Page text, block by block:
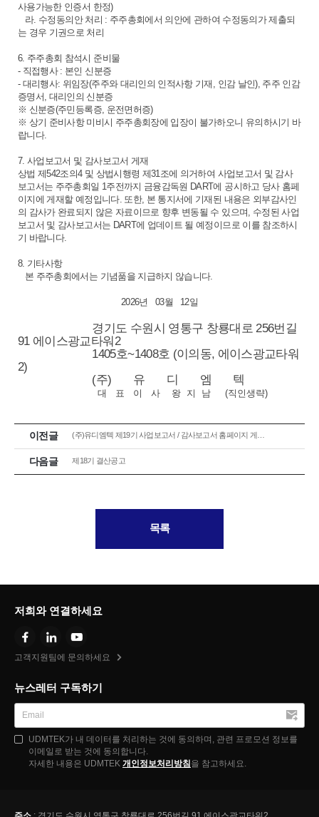
사용가능한 인증서 한정)
라. 수정동의안 처리 : 주주총회에서 의안에 관하여 수정동의가 제출되
는 경우 기권으로 처리
6. 주주총회 참석시 준비물
- 직접행사 : 본인 신분증
- 대리행사: 위임장(주주와 대리인의 인적사항 기재, 인감 날인), 주주 인감
증명서, 대리인의 신분증
※ 신분증(주민등록증, 운전면허증)
※ 상기 준비사항 미비시 주주총회장에 입장이 불가하오니 유의하시기 바
랍니다.
7. 사업보고서 및 감사보고서 게재
상법 제542조의4 및 상법시행령 제31조에 의거하여 사업보고서 및 감사
보고서는 주주총회일 1주전까지 금융감독원 DART에 공시하고 당사 홈페
이지에 게재할 예정입니다. 또한, 본 통지서에 기재된 내용은 외부감사인
의 감사가 완료되지 않은 자료이므로 향후 변동될 수 있으며, 수정된 사업
보고서 및 감사보고서는 DART에 업데이트 될 예정이므로 이를 참조하시
기 바랍니다.
8. 기타사항
본 주주총회에서는 기념품을 지급하지 않습니다.
2026년 03월 12일
경기도 수원시 영통구 창룡대로 256번길
91 에이스광교타워2
1405호~1408호 (이의동, 에이스광교타워
2)
(주) 유 디 엠 텍
대 표 이 사 왕 지 남 (직인생략)
이전글
다음글 제18기 결산공고
목록
저희와 연결하세요
고객지원팀에 문의하세요
뉴스레터 구독하기
UDMTEK가 내 데이터를 처리하는 것에 동의하며, 관련 프로모션 정보를
이메일로 받는 것에 동의합니다.
자세한 내용은 UDMTEK 개인정보처리방침을 참고하세요.